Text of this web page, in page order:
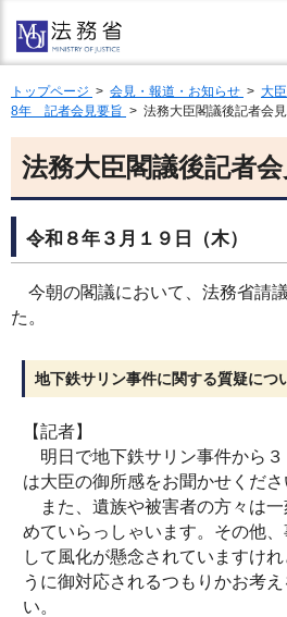
トップページ > 会見・報道・お知らせ > 大
8年 記者会見要旨 > 法務大臣閣議後記者会
法務大臣閣議後記者
令和８年３月１９日（木）
今朝の閣議において、法務省請
た。
地下鉄サリン事件に関する質疑につ
【記者】
明日で地下鉄サリン事件から
は大臣の御所感をお聞かせくださ
また、遺族や被害者の方々は
めていらっしゃいます。その他
して風化が懸念されていますけ
うに御対応されるつもりかお考
い。